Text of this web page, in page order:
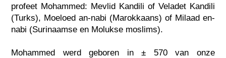
profeet Mohammed: Mevlid Kandili of Veladet Kandili
(Turks), Moeloed an-nabi (Marokkaans) of Milaad en-
nabi (Surinaamse en Molukse moslims).
Mohammed werd geboren in ± 570 van onze